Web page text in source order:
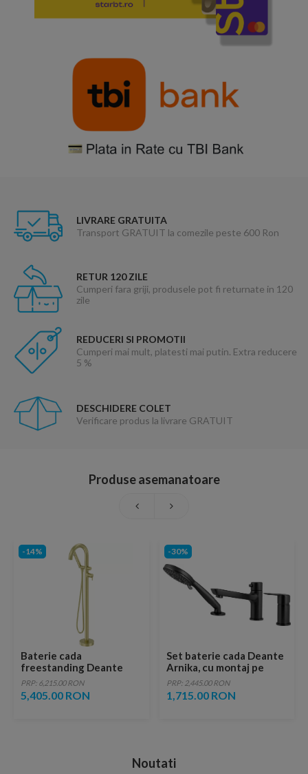
LIVRARE GRATUITA
Transport GRATUIT la comezile peste 600 Ron
RETUR 120 ZILE
Cumperi fara griji, produsele pot fi returnate in 120
zile
REDUCERI SI PROMOTII
Cumperi mai mult, platesti mai putin. Extra reducere
5 %
DESCHIDERE COLET
Verificare produs la livrare GRATUIT
Produse asemanatoare
-14%
Baterie cada
freestanding Deante
Arnika, aur periat
PRP: 6,215.00 RON
5,405.00 RON
-30%
Set baterie cada Deante
Arnika, cu montaj pe
cada, negru mat
PRP: 2,445.00 RON
1,715.00 RON
Noutati